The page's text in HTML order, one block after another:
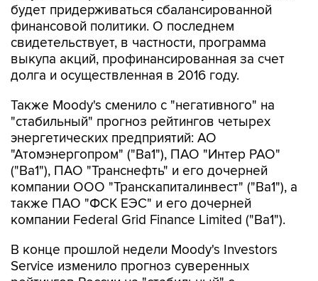
свидетельствует, в частности, программа
выкупа акций, профинансированная за счет
долга и осуществленная в 2016 году.
Также Moody's сменило с "негативного" на
энергетических предприятий: АО
"Атомэнергопром" ("Ba1"), ПАО "Интер РАО"
("Ba1"), ПАО "Транснефть" и его дочерней
компании ООО "Транскапиталинвест" ("Ba1"), а
также ПАО "ФСК ЕЭС" и его дочерней
компании Federal Grid Finance Limited ("Ba1").
В конце прошлой недели Moody's Investors
рейтингов России на "стабильный" с
"негативного". Рейтинг эмитента и рейтинг